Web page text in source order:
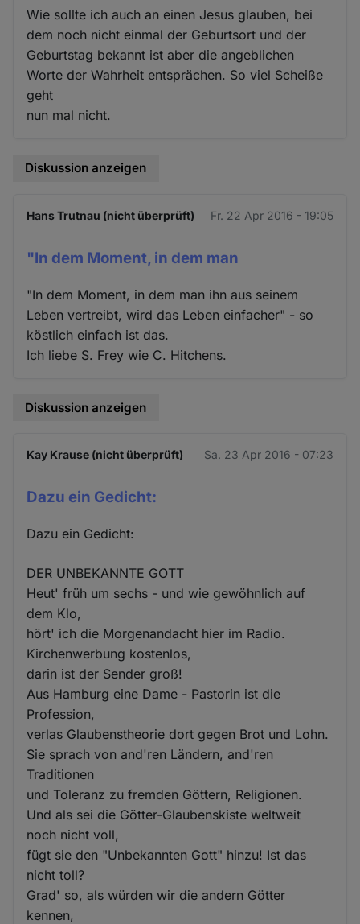
Wie sollte ich auch an einen Jesus glauben, bei
dem noch nicht einmal der Geburtsort und der
Geburtstag bekannt ist aber die angeblichen
Worte der Wahrheit entsprächen. So viel Scheiße
geht
nun mal nicht.
Diskussion anzeigen
Hans Trutnau (nicht überprüft) Fr. 22 Apr 2016 - 19:05
"In dem Moment, in dem man
"In dem Moment, in dem man ihn aus seinem
Leben vertreibt, wird das Leben einfacher" - so
köstlich einfach ist das.
Ich liebe S. Frey wie C. Hitchens.
Diskussion anzeigen
Kay Krause (nicht überprüft) Sa. 23 Apr 2016 - 07:23
Dazu ein Gedicht:
Dazu ein Gedicht:
DER UNBEKANNTE GOTT
Heut' früh um sechs - und wie gewöhnlich auf
dem Klo,
hört' ich die Morgenandacht hier im Radio.
Kirchenwerbung kostenlos,
darin ist der Sender groß!
Aus Hamburg eine Dame - Pastorin ist die
Profession,
verlas Glaubenstheorie dort gegen Brot und Lohn.
Sie sprach von and'ren Ländern, and'ren
Traditionen
und Toleranz zu fremden Göttern, Religionen.
Und als sei die Götter-Glaubenskiste weltweit
noch nicht voll,
fügt sie den "Unbekannten Gott" hinzu! Ist das
nicht toll?
Grad' so, als würden wir die andern Götter
kennen,